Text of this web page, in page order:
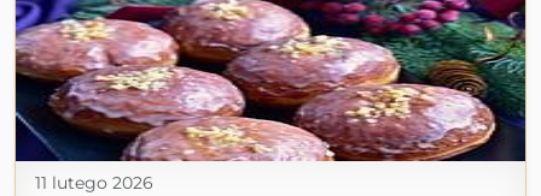
11 lutego 2026